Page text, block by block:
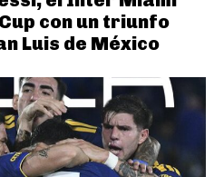
con un triunfo
Luis de México